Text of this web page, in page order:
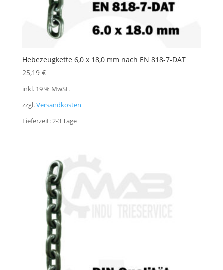
Hebezeugkette 6,0 x 18,0 mm nach EN 818-7-DAT
25,19 €
inkl. 19 % MwSt.
zzgl.Versandkosten
Lieferzeit:2-3 Tage